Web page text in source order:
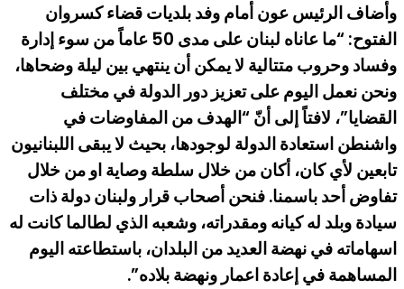
وأضاف الرئيس عون أمام وفد بلديات قضاء كسروان
الفتوح: “ما عاناه لبنان على مدى 50 عاماً من سوء إدارة
وفساد وحروب متتالية لا يمكن أن ينتهي بين ليلة وضحاها،
ونحن نعمل اليوم على تعزيز دور الدولة في مختلف
القضايا”، لافتاً إلى أنّ “الهدف من المفاوضات في
واشنطن استعادة الدولة لوجودها، بحيث لا يبقى اللبنانيون
تابعين لأي كان، أكان من خلال سلطة وصاية او من خلال
تفاوض أحد باسمنا. فنحن أصحاب قرار ولبنان دولة ذات
سيادة وبلد له كيانه ومقدراته، وشعبه الذي لطالما كانت له
اسهاماته في نهضة العديد من البلدان، باستطاعته اليوم
المساهمة في إعادة اعمار ونهضة بلاده”.